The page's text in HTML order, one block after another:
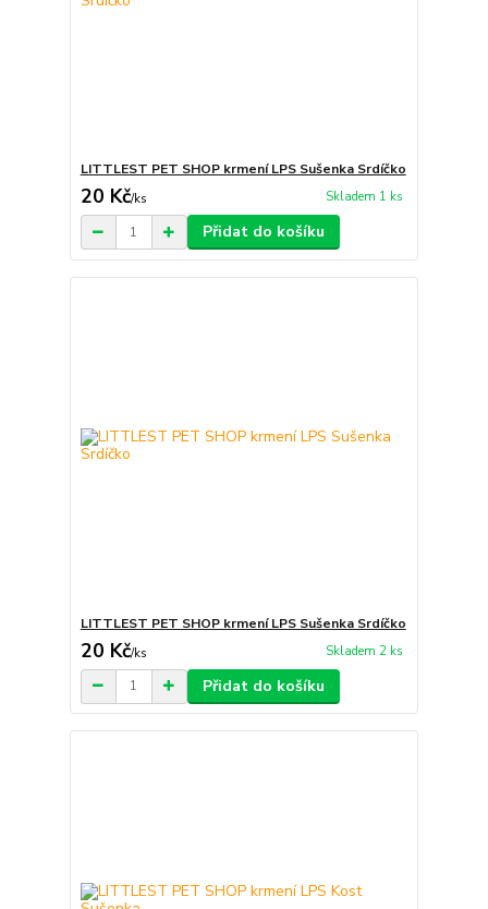
LITTLEST PET SHOP krmení LPS Sušenka Srdíčko
20 Kč/ks Skladem 1 ks
Přidat do košíku
LITTLEST PET SHOP krmení LPS Sušenka Srdíčko
20 Kč/ks Skladem 2 ks
Přidat do košíku